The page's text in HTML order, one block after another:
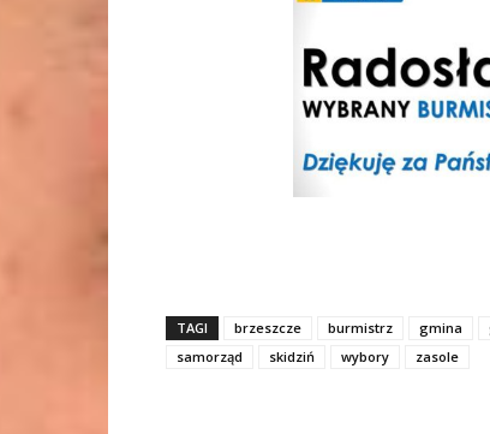
TAGI brzeszcze burmistrz gmina
samorząd
skidziń wybory zasole